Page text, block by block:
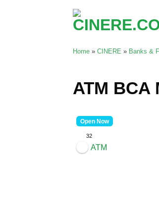
Home » CINERE » Banks &
ATM BCA
Open Now
32
ATM